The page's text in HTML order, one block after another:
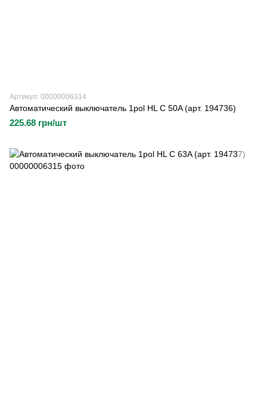
Артикул: 00000006314
Автоматический выключатель 1pol HL C 50A (арт. 194736)
225.68 грн/шт